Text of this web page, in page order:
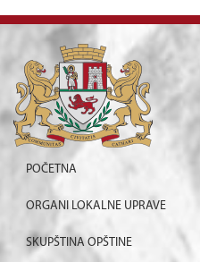
POČETNA
ORGANI LOKALNE UPRAVE
SKUPŠTINA OPŠTINE